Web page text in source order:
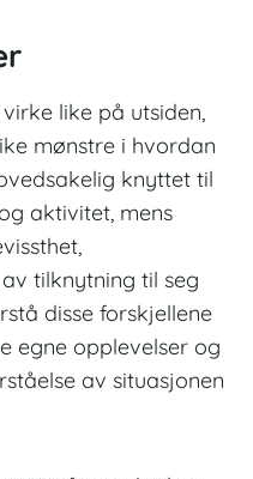
like på utsiden,
mønstre i hvordan
knyttet til
aktivitet, mens
tilknytning til seg
disse forskjellene
egne opplevelser og
av situasjonen